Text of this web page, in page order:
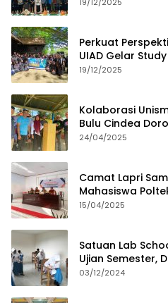
Perkuat
UIAD Gelar
19/12/2025
Kolaborasi
Bulu Cindea
24/04/2025
Camat Lapri
Mahasiswa
15/04/2025
Satuan Lab
Ujian Semester,
Proses
03/12/2024